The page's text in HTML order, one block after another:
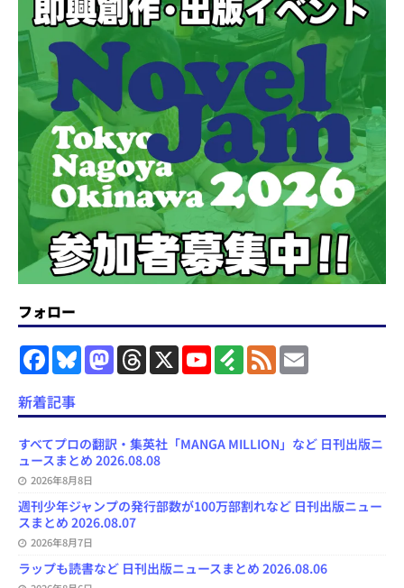
フォロー
F
e
b
o
k
B
y
M
o
n
T
s
X
Y
e
C
n
F
F
新着記事
すべてプロの翻訳・集英社「MANGA MILLION」など 日刊出版ニ
ュースまとめ 2026.08.08
2026年8月8日
週刊少年ジャンプの発行部数が100万部割れなど 日刊出版ニュー
スまとめ 2026.08.07
2026年8月7日
ラップも読書など 日刊出版ニュースまとめ 2026.08.06